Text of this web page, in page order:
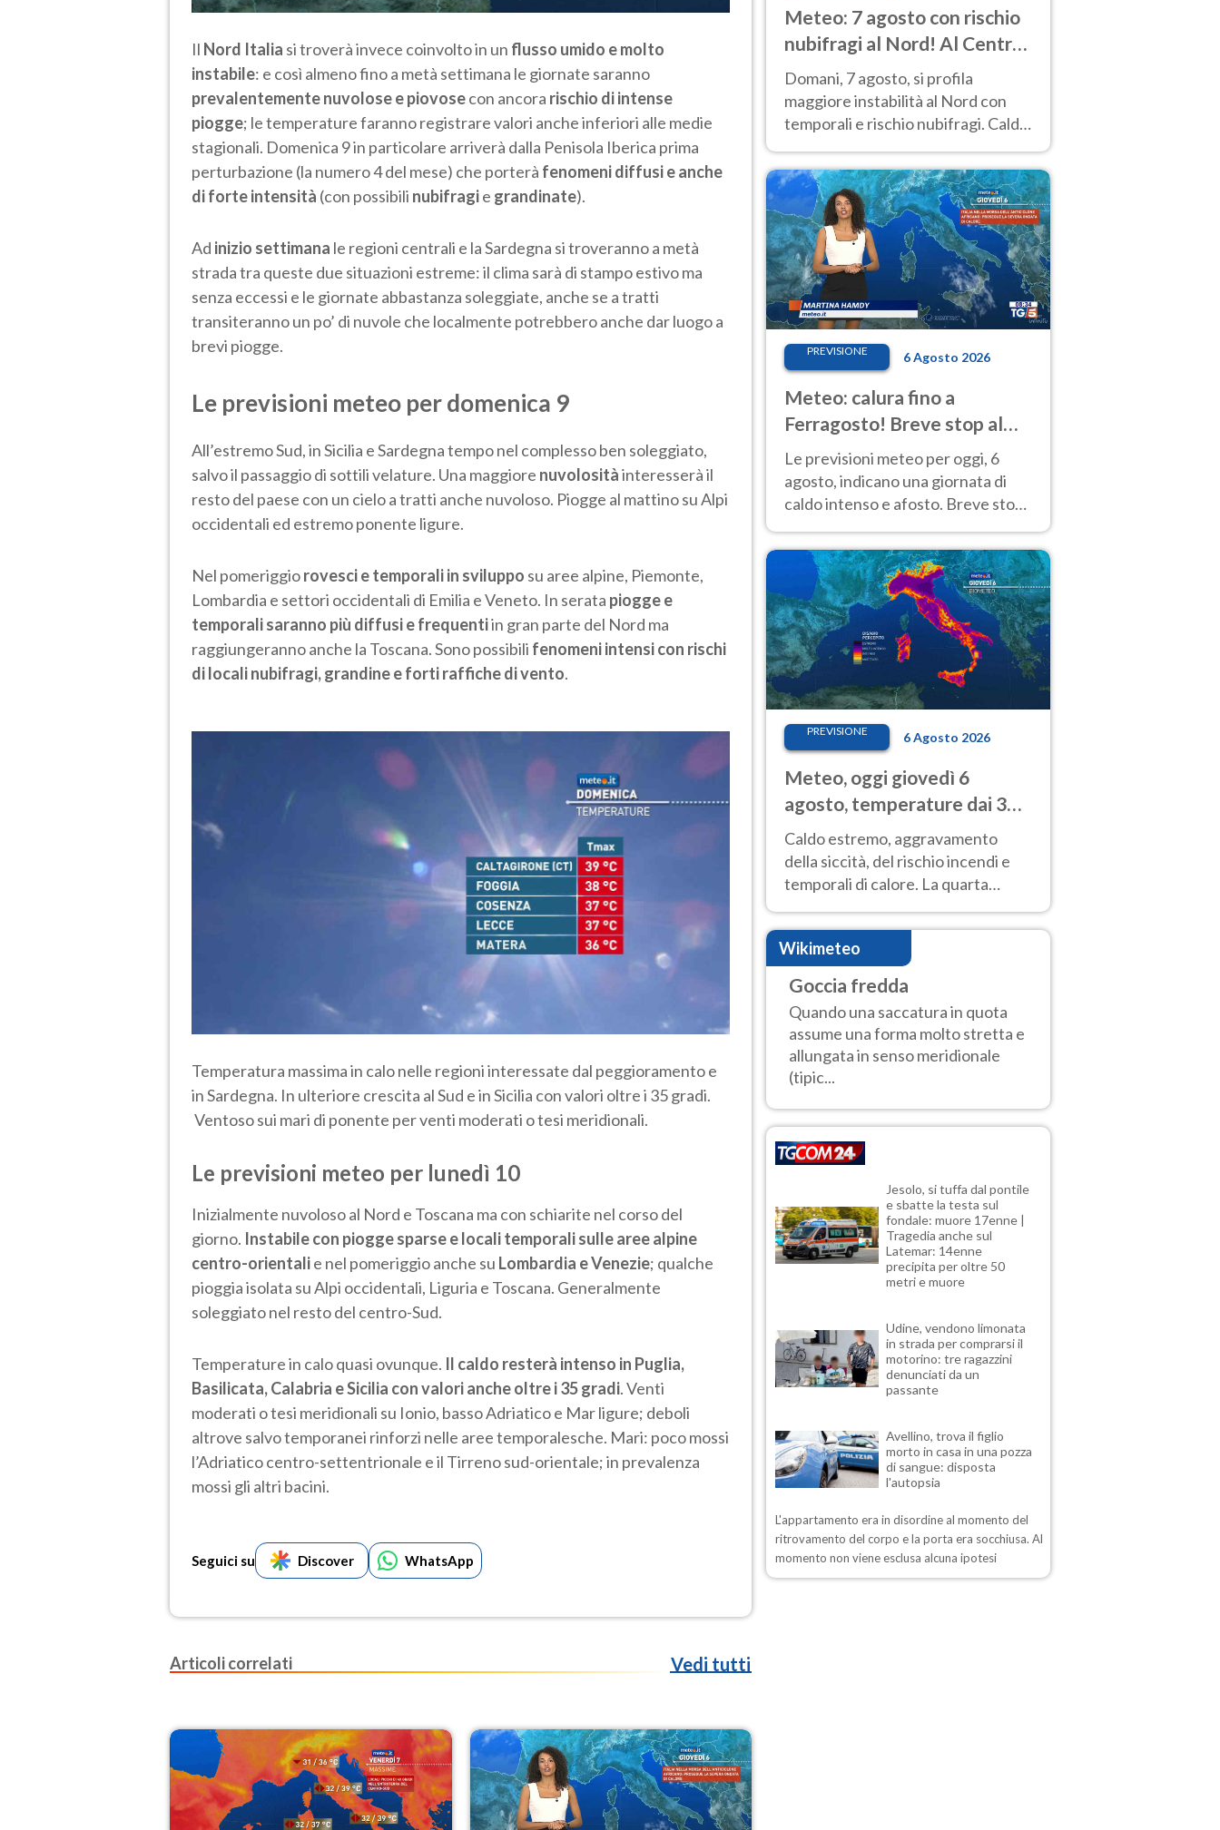
Il Nord Italia si troverà invece coinvolto in un flusso umido e molto
instabile: e così almeno fino a metà settimana le giornate saranno
prevalentemente nuvolose e piovosecon ancora rischio di intense
piogge; le temperature faranno registrare valori anche inferiori alle medie
stagionali. Domenica 9 in particolare arriverà dalla Penisola Iberica prima
perturbazione (la numero 4 del mese) che porterà fenomeni diffusi e anche
di forte intensità (con possibili nubifragie grandinate).
Ad inizio settimana le regioni centrali e la Sardegna si troveranno a metà
strada tra queste due situazioni estreme: il clima sarà di stampo estivo ma
senza eccessi e le giornate abbastanza soleggiate, anche se a tratti
transiteranno un po’ di nuvole che localmente potrebbero anche dar luogo a
brevi piogge.
Le previsioni meteo per domenica 9
All’estremo Sud, in Sicilia e Sardegna tempo nel complesso ben soleggiato,
salvo il passaggio di sottili velature. Una maggiore nuvolositàinteresserà il
resto del paese con un cielo a tratti anche nuvoloso. Piogge al mattino su Alpi
occidentali ed estremo ponente ligure.
Nel pomeriggiorovesci e temporali in sviluppo su aree alpine, Piemonte,
Lombardia e settori occidentali di Emilia e Veneto. In serata piogge e
temporali saranno più diffusi e frequentiin gran parte del Nord ma
raggiungeranno anche la Toscana. Sono possibili fenomeni intensi con rischi
di locali nubifragi, grandine e forti raffiche di vento.
Temperatura massima in calo nelle regioni interessate dal peggioramento e
in Sardegna. In ulteriore crescita al Sud e in Sicilia con valori oltre i 35 gradi.
Ventoso sui mari di ponente per venti moderati o tesi meridionali.
Le previsioni meteo per lunedì 10
Inizialmente nuvoloso al Nord e Toscana ma con schiarite nel corso del
giorno. Instabile con piogge sparse e locali temporali sulle aree alpine
centro-orientalie nel pomeriggio anche su Lombardia e Venezie; qualche
pioggia isolata su Alpi occidentali, Liguria e Toscana. Generalmente
soleggiato nel resto del centro-Sud.
Temperature in calo quasi ovunque. Il caldo resterà intenso in Puglia,
Basilicata, Calabria e Sicilia con valori anche oltre i 35 gradi. Venti
moderati o tesi meridionali su Ionio, basso Adriatico e Mar ligure; deboli
altrove salvo temporanei rinforzi nelle aree temporalesche. Mari: poco mossi
l’Adriatico centro-settentrionale e il Tirreno sud-orientale; in prevalenza
mossi gli altri bacini.
Seguici su Discover WhatsApp
Articoli correlati Vedi tutti
Meteo: 7 agosto con rischio
nubifragi al Nord! Al Centro-
Sud caldo estremo
Domani, 7 agosto, si profila
maggiore instabilità al Nord con
temporali e rischio nubifragi. Caldo
previsioni.
PREVISIONE 6 Agosto 2026
Meteo: calura fino a
Ferragosto! Breve stop al
Nord tra 7 e 9 agosto
Le previsioni meteo per oggi, 6
agosto, indicano una giornata di
caldo intenso e afosto. Breve stop
Nord.
PREVISIONE 6 Agosto 2026
Meteo, oggi giovedì 6
agosto, temperature dai 33
ai 40 gradi
Caldo estremo, aggravamento
della siccità, del rischio incendi e
temporali di calore. La quarta
tregua e durerà fino Ferragosto
Wikimeteo
Goccia fredda
Quando una saccatura in quota
assume una forma molto stretta e
allungata in senso meridionale
(tipic...
Jesolo, si tuffa dal pontile
e sbatte la testa sul
fondale: muore 17enne |
Tragedia anche sul
Latemar: 14enne
precipita per oltre 50
metri e muore
Udine, vendono limonata
in strada per comprarsi il
motorino: tre ragazzini
denunciati da un
passante
Avellino, trova il figlio
morto in casa in una pozza
di sangue: disposta
l'autopsia
L'appartamento era in disordine al momento del
ritrovamento del corpo e la porta era socchiusa. Al
momento non viene esclusa alcuna ipotesi